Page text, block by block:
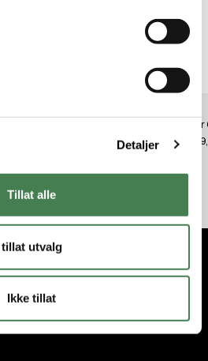
Detaljer
Tillat alle
tillat utvalg
Ikke tillat
kr
først. Som medlem får du nyheter,